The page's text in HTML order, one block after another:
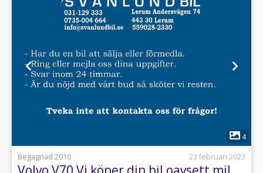
4
Begagnad 2010
23 februari 2023